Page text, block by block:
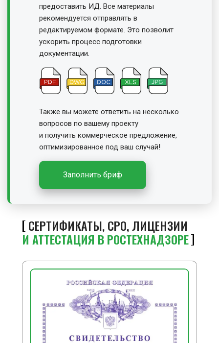
предоставить ИД. Все материалы
рекомендуется отправлять в
редактируемом формате. Это позволит
ускорить процесс подготовки
документации.
Также вы можете ответить на несколько
вопросов по вашему проекту
и получить коммерческое предложение,
оптимизированное под ваш случай!
Заполнить бриф
СЕРТИФИКАТЫ, СРО, ЛИЦЕНЗИИ
И АТТЕСТАЦИЯ В РОСТЕХНАДЗОРЕ